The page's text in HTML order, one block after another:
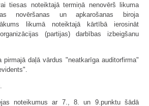
tiesas noteiktajā termiņā nenovērš likuma
novēršanas un apkarošanas biroja
likumā noteiktajā kārtībā ierosināt
(partijas) darbības izbeigšanu
pirmajā daļā vārdus "neatkarīga auditorfirma"
noteikumus ar 7., 8. un 9.punktu šādā